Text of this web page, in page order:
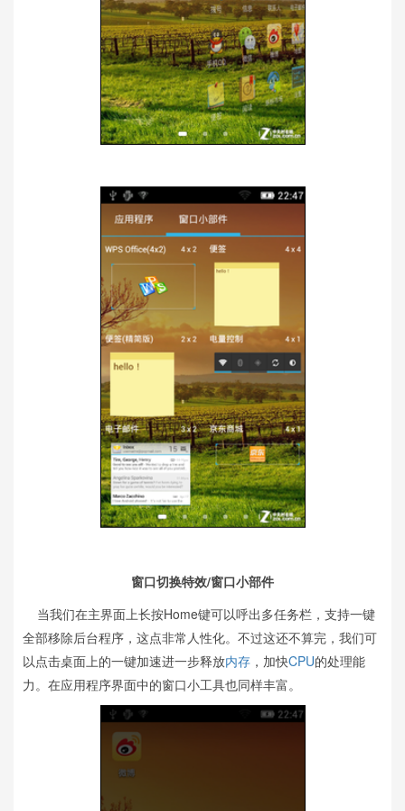
窗口切换特效/窗口小部件
当我们在主界面上长按Home键可以呼出多任务栏，支持一键
全部移除后台程序，这点非常人性化。不过这还不算完，我们可
以点击桌面上的一键加速进一步释放内存 ，加快CPU的处理能
力。在应用程序界面中的窗口小工具也同样丰富。